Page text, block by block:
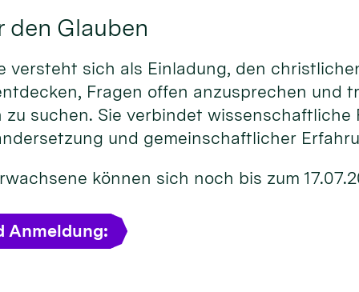
den Glauben
versteht sich als Einladung, den
Fragen offen anzusprechen und
zu suchen. Sie verbindet wissenschaftliche
und gemeinschaftlicher
können sich noch bis zum
Anmeldung: